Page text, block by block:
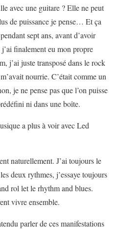
avec une guitare ? Elle ne peut
de puissance je pense… Et ça
sept ans, avant d’avoir
finalement eu mon propre
j’ai juste transposé dans le rock
nourrie. C’était comme un
je ne pense pas que l’on puisse
ni dans une boîte.
a plus à voir avec Led
naturellement. J’ai toujours le
deux rythmes, j’essaye toujours
rol let le rhythm and blues.
vivre ensemble.
parler de ces manifestations